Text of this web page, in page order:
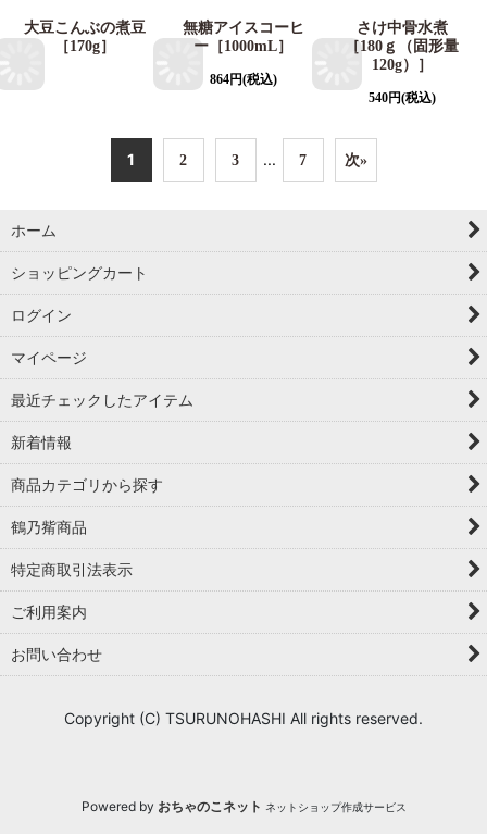
大豆こんぶの煮豆
［170g］
無糖アイスコーヒ
ー［1000mL］
864円(税込)
さけ中骨水煮
［180ｇ（固形量
120g）］
540円(税込)
1 2 3 ... 7 次»
ホーム
ショッピングカート
ログイン
マイページ
最近チェックしたアイテム
新着情報
商品カテゴリから探す
鶴乃觜商品
特定商取引法表示
ご利用案内
お問い合わせ
Copyright (C) TSURUNOHASHI All rights reserved.
Powered by おちゃのこネット ネットショップ作成サービス